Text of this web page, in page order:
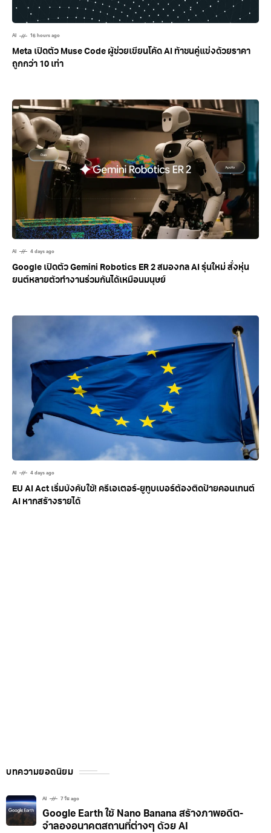
AI 16 hours ago
Meta เปิดตัว Muse Code ผู้ช่วยเขียนโค้ด AI ท้าชนคู่แข่งด้วยราคา
ถูกกว่า 10 เท่า
AI 4 days ago
Google เปิดตัว Gemini Robotics ER 2 สมองกล AI รุ่นใหม่ สั่งหุ่น
ยนต์หลายตัวทำงานร่วมกันได้เหมือนมนุษย์
AI 4 days ago
EU AI Act เริ่มบังคับใช้! ครีเอเตอร์-ยูทูบเบอร์ต้องติดป้ายคอนเทนต์
AI หากสร้างรายได้
บทความยอดนิยม
AI 7 วัน ago
Google Earth ใช้ Nano Banana สร้างภาพอดีต-
จำลองอนาคตสถานที่ต่างๆ ด้วย AI